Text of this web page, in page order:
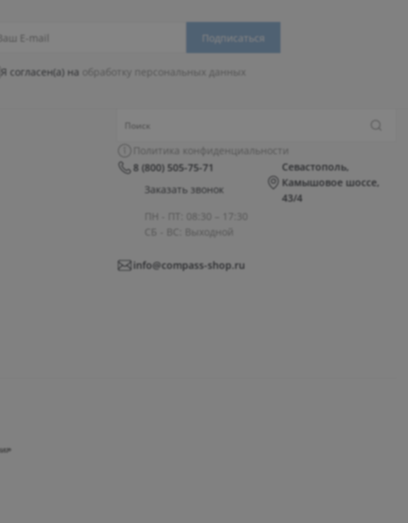
Подписаться
Я согласен(а) на обработку персональных данных
Политика конфиденциальности
8 (800) 505-75-71
Заказать звонок
ПН - ПТ: 08:30 – 17:30
СБ - ВС: Выходной
Севастополь,
Камышовое шоссе,
43/4
info@compass-shop.ru